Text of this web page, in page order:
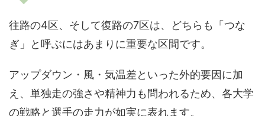
往路の4区、そして復路の7区は、どちらも「つな
ぎ」と呼ぶにはあまりに重要な区間です。
アップダウン・風・気温差といった外的要因に加
え、単独走の強さや精神力も問われるため、各大学
の戦略と選手の走力が如実に表れます。